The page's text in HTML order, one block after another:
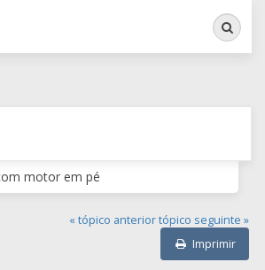
Busca
motor em pé
« tópico anterior tópico seguinte »
Imprimir